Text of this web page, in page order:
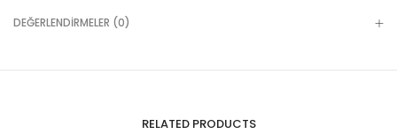
DEĞERLENDIRMELER (0)
RELATED PRODUCTS